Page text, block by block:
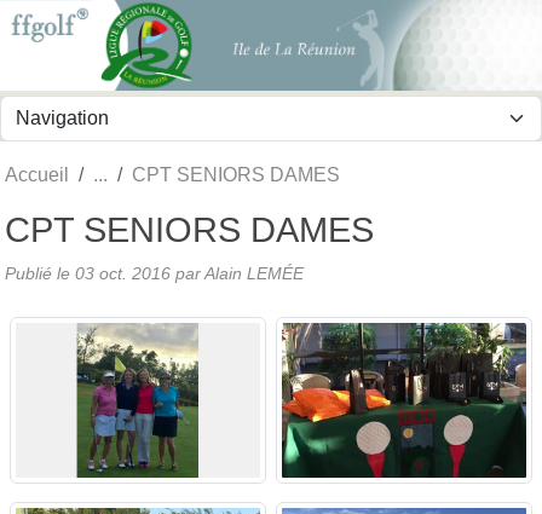
Accueil CPT SENIORS DAMES
CPT SENIORS DAMES
Publié le 03 oct. 2016 parAlain LEMÉE
Panneau de gestion des cookies